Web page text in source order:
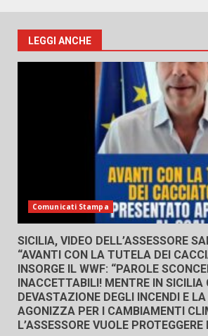
LEGGI ANCHE
Comunicati Stampa
SICILIA, VIDEO DELL’ASSESSORE
“AVANTI CON LA TUTELA DEI
INSORGE IL WWF: “PAROLE
INACCETTABILI! MENTRE IN
DEVASTAZIONE DEGLI INCENDI E
AGONIZZA PER I CAMBIAMENTI
L’ASSESSORE VUOLE